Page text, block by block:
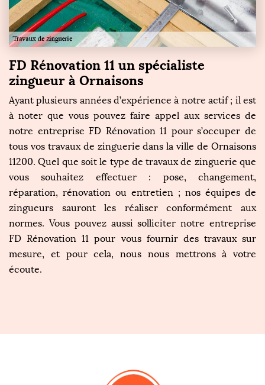
FD Rénovation 11 un spécialiste
zingueur à Ornaisons
Ayant plusieurs années d’expérience à notre actif ; il est
à noter que vous pouvez faire appel aux services de
notre entreprise FD Rénovation 11 pour s’occuper de
tous vos travaux de zinguerie dans la ville de Ornaisons
11200. Quel que soit le type de travaux de zinguerie que
vous souhaitez effectuer : pose, changement,
réparation, rénovation ou entretien ; nos équipes de
zingueurs sauront les réaliser conformément aux
normes. Vous pouvez aussi solliciter notre entreprise
FD Rénovation 11 pour vous fournir des travaux sur
mesure, et pour cela, nous nous mettrons à votre
écoute.